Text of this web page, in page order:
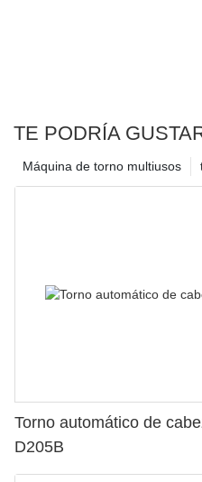
TE PODRÍA
Máquina de torno multiusos
Torno automático de
D205B